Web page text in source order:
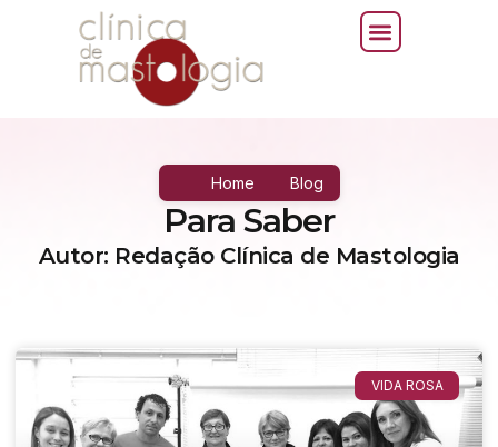
Home Blog
Para Saber
Autor: Redação Clínica de Mastologia
VIDA ROSA